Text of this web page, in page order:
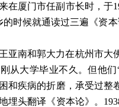
在厦门市任副市长时，于
的时候就通读过三遍《资
亚南和郭大力在杭州市大
从大学毕业不久。但他
和疾病的折磨，承受过整
埋头翻译《资本论》。